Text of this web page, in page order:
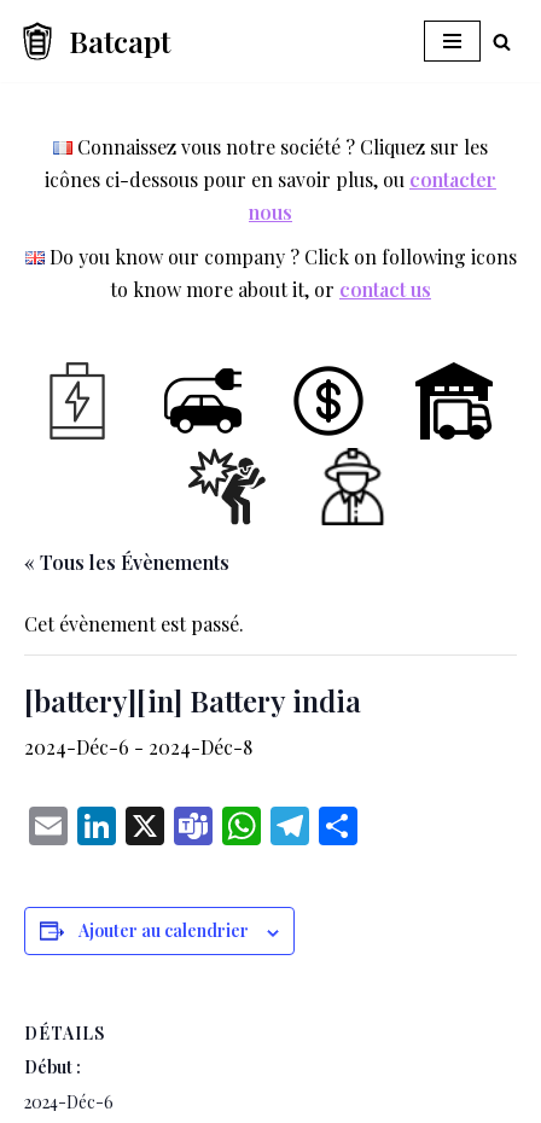
Aller
Batcapt
Connaissez vous notre société ? Cliquez sur les
icônes ci-dessous pour en savoir plus, ou contacter
nous
Do you know our company ? Click on following icons
to know more about it, or contact us
« Tous les Évènements
Cet évènement est passé.
[battery][in] Battery india
2024-Déc-6 - 2024-Déc-8
EmailLinkedIn
X Teams
WhatsApp
Telegram
Ajouter au calendrier
DÉTAILS
Début :
2024-Déc-6